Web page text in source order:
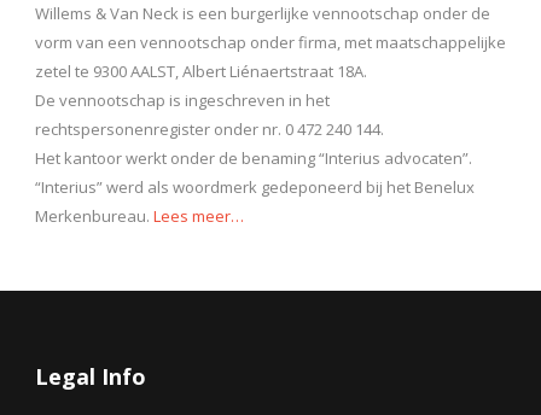
Willems & Van Neck is een burgerlijke vennootschap onder de
vorm van een vennootschap onder firma, met maatschappelijke
zetel te 9300 AALST, Albert Liénaertstraat 18A.
De vennootschap is ingeschreven in het
rechtspersonenregister onder nr. 0 472 240 144.
Het kantoor werkt onder de benaming “Interius advocaten”.
“Interius” werd als woordmerk gedeponeerd bij het Benelux
Merkenbureau. Lees meer…
Legal Info